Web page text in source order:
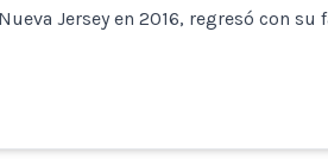
Jersey en 2016, regresó con su